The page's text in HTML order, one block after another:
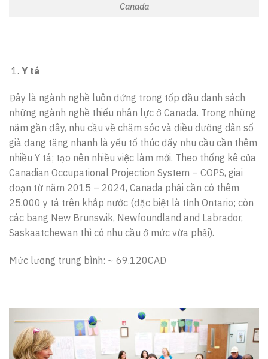
Canada
Y tá
Đây là ngành nghề luôn đứng trong tốp đầu danh sách
những ngành nghề thiếu nhân lực ở Canada. Trong những
năm gần đây, nhu cầu về chăm sóc và điều dưỡng dân số
già đang tăng nhanh là yếu tố thúc đẩy nhu cầu cần thêm
nhiều Y tá; tạo nên nhiều việc làm mới. Theo thống kê của
Canadian Occupational Projection System – COPS, giai
đoạn từ năm 2015 – 2024, Canada phải cần có thêm
25.000 y tá trên khắp nước (đặc biệt là tỉnh Ontario; còn
các bang New Brunswik, Newfoundland and Labrador,
Saskaatchewan thì có nhu cầu ở mức vừa phải).
Mức lương trung bình: ~ 69.120CAD